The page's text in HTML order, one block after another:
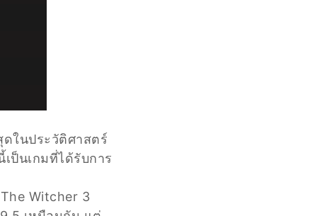
ในประวัติศาสตร์
ป็นเกมที่ได้รับการ
Witcher 3